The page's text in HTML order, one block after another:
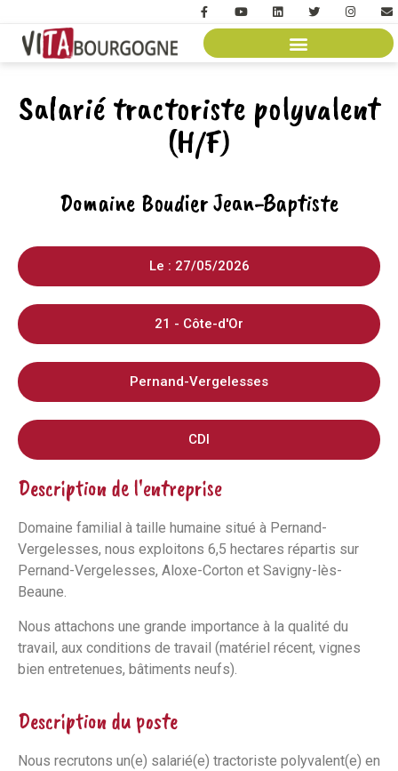
Salarié tractoriste polyvalent
(H/F)
Domaine Boudier Jean-Baptiste
Le : 27/05/2026
21 - Côte-d'Or
Pernand-Vergelesses
CDI
Description de l'entreprise
Domaine familial à taille humaine situé à Pernand-
Vergelesses, nous exploitons 6,5 hectares répartis sur
Pernand-Vergelesses, Aloxe-Corton et Savigny-lès-
Beaune.
Nous attachons une grande importance à la qualité du
travail, aux conditions de travail (matériel récent, vignes
bien entretenues, bâtiments neufs).
Description du poste
Nous recrutons un(e) salarié(e) tractoriste polyvalent(e) en